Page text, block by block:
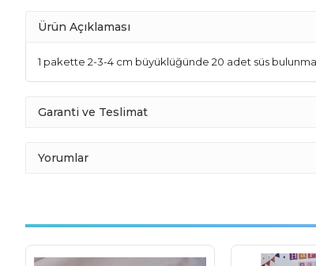
Ürün Açıklaması
1 pakette 2-3-4 cm büyüklüğünde 20 adet süs
Garanti ve Teslimat
Yorumlar